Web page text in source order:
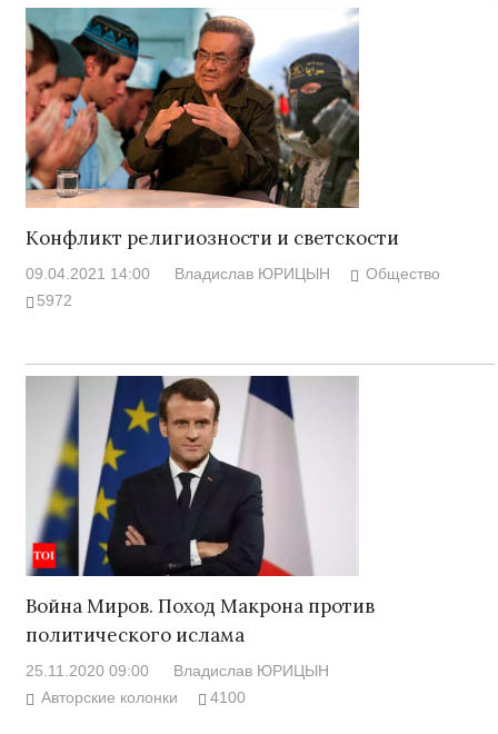
Конфликт религиозности и светскости
09.04.2021 14:00 Владислав ЮРИЦЫН
Общество
5972
Война Миров. Поход Макрона против
политического ислама
25.11.2020 09:00
Владислав ЮРИЦЫН
Авторские колонки
4100